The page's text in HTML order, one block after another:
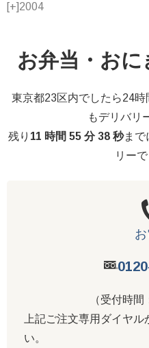
[+]2004
お弁当・お
東京都23区内でしたら24
もデリバリ
残り 11 時間 55 分 37 秒まで
リーで
（受付時間
上記ご注文専用ダイヤ
い。